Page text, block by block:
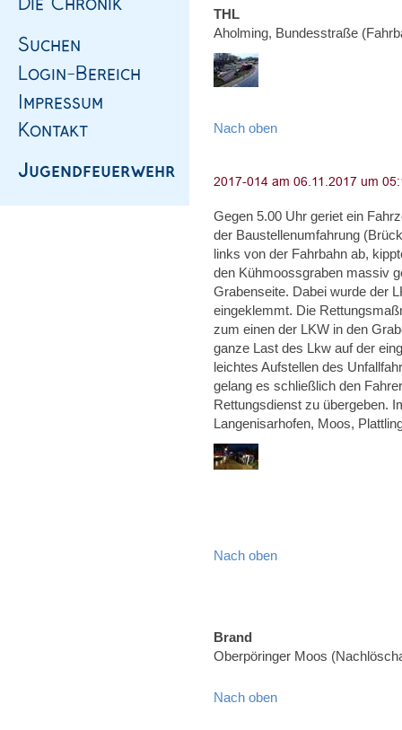
THL
Aholming, Bundesstraße
Nach oben
Gegen 5.00 Uhr geriet ein
der Baustellenumfahrung
links von der Fahrbahn ab,
den Kühmoossgraben massiv
Grabenseite. Dabei wurde der
eingeklemmt. Die
zum einen der LKW in den
ganze Last des Lkw auf der
leichtes Aufstellen des
gelang es schließlich den
Rettungsdienst zu übergeben.
Langenisarhofen, Moos,
Nach oben
Brand
Oberpöringer Moos
Nach oben